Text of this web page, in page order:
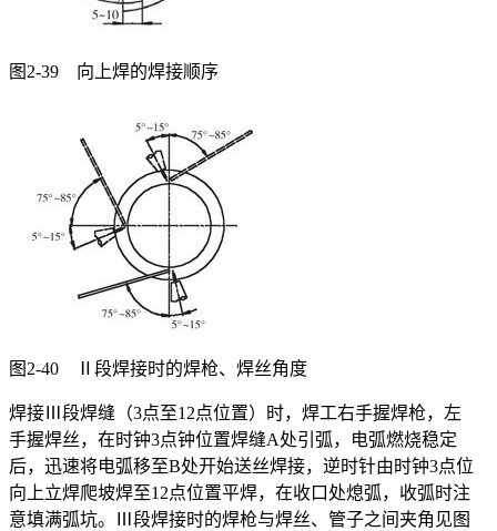
图2-39 向上焊的焊接顺序
图2-40 Ⅱ段焊接时的焊枪、焊丝角度
焊接Ⅲ段焊缝（3点至12点位置）时，焊工右手握焊枪，左
手握焊丝，在时钟3点钟位置焊缝A处引弧，电弧燃烧稳定
后，迅速将电弧移至B处开始送丝焊接，逆时针由时钟3点位
向上立焊爬坡焊至12点位置平焊，在收口处熄弧，收弧时注
意填满弧坑。Ⅲ段焊接时的焊枪与焊丝、管子之间夹角见图